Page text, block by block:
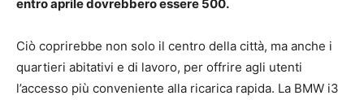
entro aprile dovrebbero essere 500.
Ciò coprirebbe non solo il centro della città, ma anche i
quartieri abitativi e di lavoro, per offrire agli utenti
l’accesso più conveniente alla ricarica rapida. La BMW i3